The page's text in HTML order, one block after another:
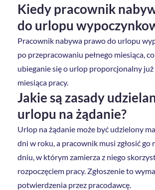
Kiedy pracownik
do urlopu
Pracownik nabywa prawo do urlopu
po przepracowaniu pełnego miesiąca,
ubieganie się o urlop proporcjonalny
miesiąca pracy.
Jakie są zasady
urlopu na żądanie?
Urlop na żądanie może być udzielony
dni w roku, a pracownik musi zgłosić go
dniu, w którym zamierza z niego
rozpoczęciem pracy. Zgłoszenie to
potwierdzenia przez pracodawcę.